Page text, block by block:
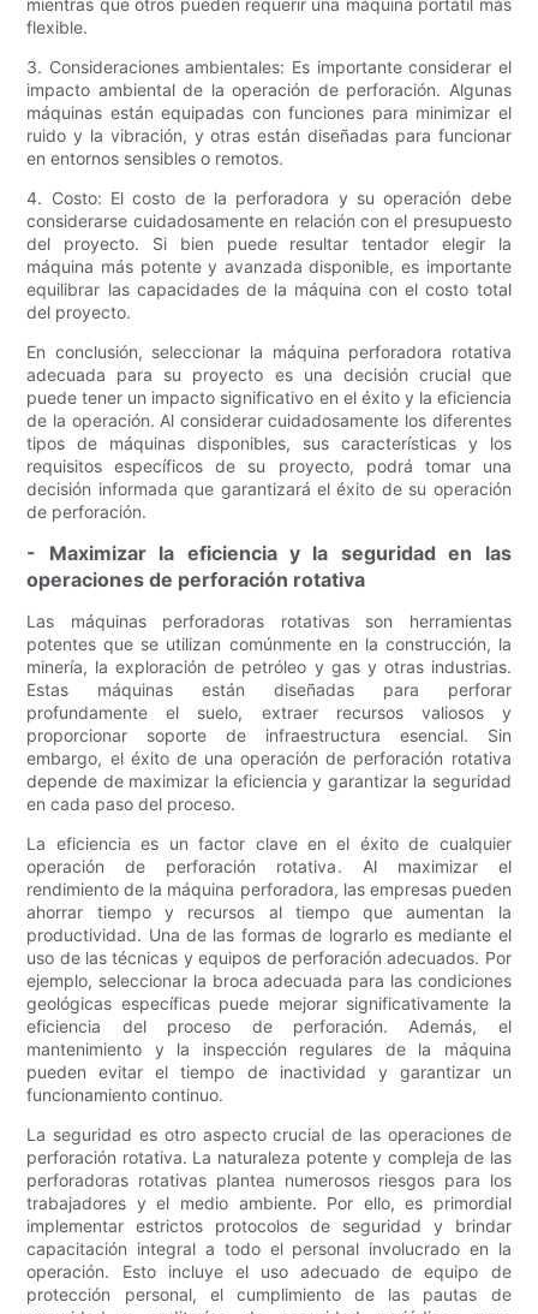
mientras que otros pueden requerir una máquina portátil más
flexible.
3. Consideraciones ambientales: Es importante considerar el
impacto ambiental de la operación de perforación. Algunas
máquinas están equipadas con funciones para minimizar el
ruido y la vibración, y otras están diseñadas para funcionar
en entornos sensibles o remotos.
4. Costo: El costo de la perforadora y su operación debe
considerarse cuidadosamente en relación con el presupuesto
del proyecto. Si bien puede resultar tentador elegir la
máquina más potente y avanzada disponible, es importante
equilibrar las capacidades de la máquina con el costo total
del proyecto.
En conclusión, seleccionar la máquina perforadora rotativa
adecuada para su proyecto es una decisión crucial que
puede tener un impacto significativo en el éxito y la eficiencia
de la operación. Al considerar cuidadosamente los diferentes
tipos de máquinas disponibles, sus características y los
requisitos específicos de su proyecto, podrá tomar una
decisión informada que garantizará el éxito de su operación
de perforación.
- Maximizar la eficiencia y la seguridad en las
operaciones de perforación rotativa
Las máquinas perforadoras rotativas son herramientas
potentes que se utilizan comúnmente en la construcción, la
minería, la exploración de petróleo y gas y otras industrias.
Estas máquinas están diseñadas para perforar
profundamente el suelo, extraer recursos valiosos y
proporcionar soporte de infraestructura esencial. Sin
embargo, el éxito de una operación de perforación rotativa
depende de maximizar la eficiencia y garantizar la seguridad
en cada paso del proceso.
La eficiencia es un factor clave en el éxito de cualquier
operación de perforación rotativa. Al maximizar el
rendimiento de la máquina perforadora, las empresas pueden
ahorrar tiempo y recursos al tiempo que aumentan la
productividad. Una de las formas de lograrlo es mediante el
uso de las técnicas y equipos de perforación adecuados. Por
ejemplo, seleccionar la broca adecuada para las condiciones
geológicas específicas puede mejorar significativamente la
eficiencia del proceso de perforación. Además, el
mantenimiento y la inspección regulares de la máquina
pueden evitar el tiempo de inactividad y garantizar un
funcionamiento continuo.
La seguridad es otro aspecto crucial de las operaciones de
perforación rotativa. La naturaleza potente y compleja de las
perforadoras rotativas plantea numerosos riesgos para los
trabajadores y el medio ambiente. Por ello, es primordial
implementar estrictos protocolos de seguridad y brindar
capacitación integral a todo el personal involucrado en la
operación. Esto incluye el uso adecuado de equipo de
protección personal, el cumplimiento de las pautas de